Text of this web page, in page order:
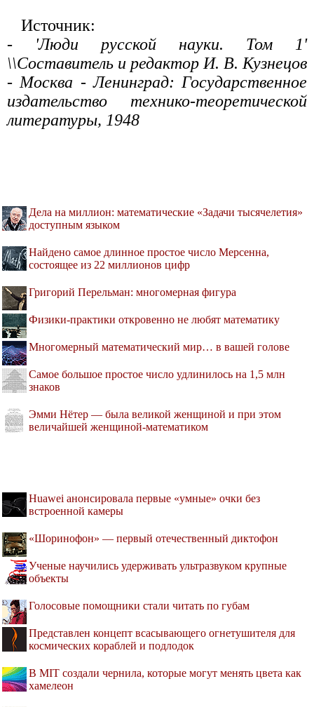
Источник:
- 'Люди русской науки. Том 1'
\\Составитель и редактор И. В. Кузнецов
- Москва - Ленинград: Государственное
издательство технико-теоретической
литературы, 1948
Дела на миллион: математические «Задачи тысячелетия»
доступным языком
Найдено самое длинное простое число Мерсенна,
состоящее из 22 миллионов цифр
Григорий Перельман: многомерная фигура
Физики-практики откровенно не любят математику
Многомерный математический мир… в вашей голове
Самое большое простое число удлинилось на 1,5 млн
знаков
Эмми Нётер — была великой женщиной и при этом
величайшей женщиной-математиком
Huawei анонсировала первые «умные» очки без
встроенной камеры
«Шоринофон» — первый отечественный диктофон
Ученые научились удерживать ультразвуком крупные
объекты
Голосовые помощники стали читать по губам
Представлен концепт всасывающего огнетушителя для
космических кораблей и подлодок
В MIT создали чернила, которые могут менять цвета как
хамелеон